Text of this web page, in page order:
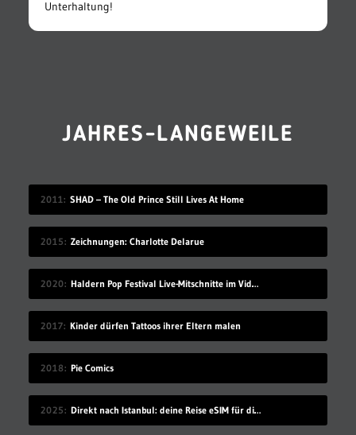
Unterhaltung!
JAHRES-LANGEWEILE
2011 SHAD – The Old Prince Still Lives At Home
2015 Zeichnungen: Charlotte Delarue
2020 Haldern Pop Festival Live-Mitschnitte im Videostream (2008-2019)
2017 Kinder dürfen Tattoos ihrer Eltern malen
2018 Pie Comics
2025 Direkt nach Istanbul: deine Reise eSIM für die Türkei